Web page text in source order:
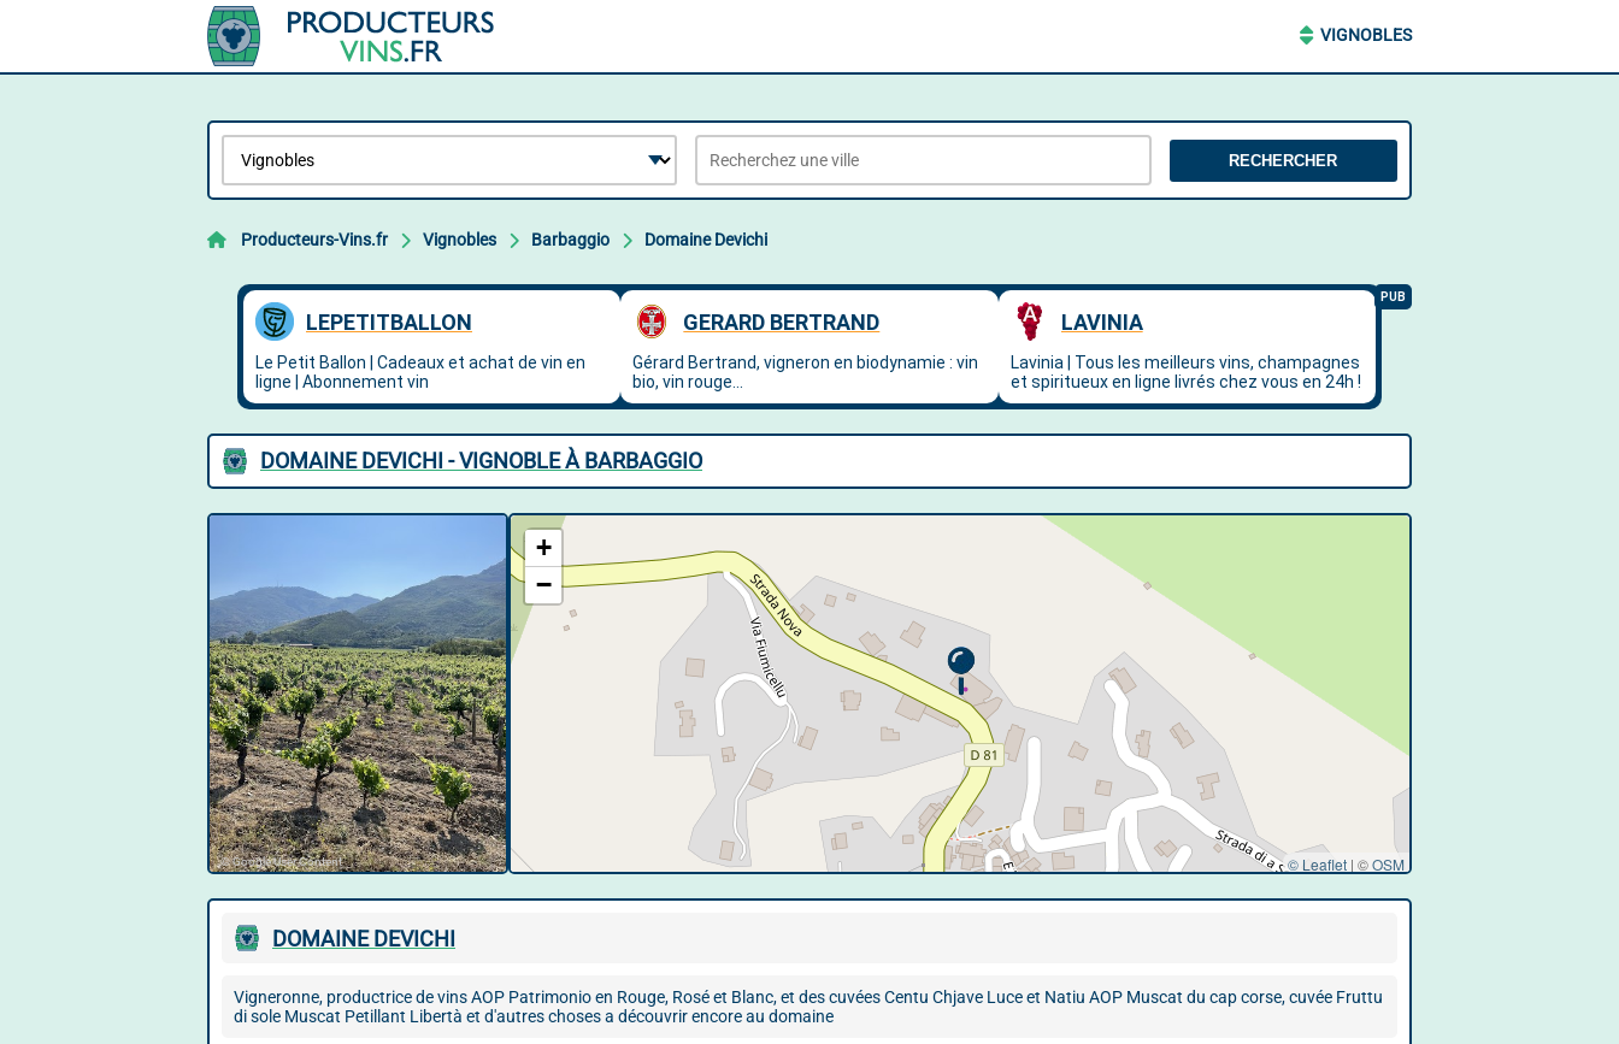
VIGNOBLES
RECHERCHER
Producteurs-Vins.fr Vignobles Barbaggio Domaine Devichi
DOMAINE DEVICHI - VIGNOBLE À BARBAGGIO
© Google User Content
+
−
© Leaflet | ©OSM
DOMAINE DEVICHI
Vigneronne, productrice de vins AOP Patrimonio en Rouge, Rosé et Blanc, et des cuvées Centu Chjave Luce et Natiu AOP Muscat du cap corse, cuvée Fruttu
di sole Muscat Petillant Libertà et d'autres choses a découvrir encore au domaine